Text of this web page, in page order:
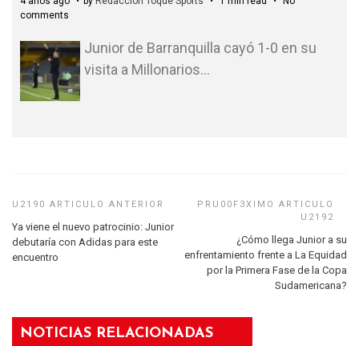
comments
Junior de Barranquilla cayó 1-0 en su
visita a Millonarios…
Ya viene el nuevo patrocinio: Junior
debutaría con Adidas para este
encuentro
¿Cómo llega Junior a su
enfrentamiento frente a La Equidad
por la Primera Fase de la Copa
Sudamericana?
NOTICIAS RELACIONADAS